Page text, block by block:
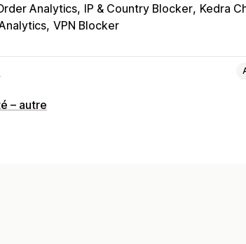
Analytics IP & Country Blocker Kedra
VPN Blocker
protégées
– autre